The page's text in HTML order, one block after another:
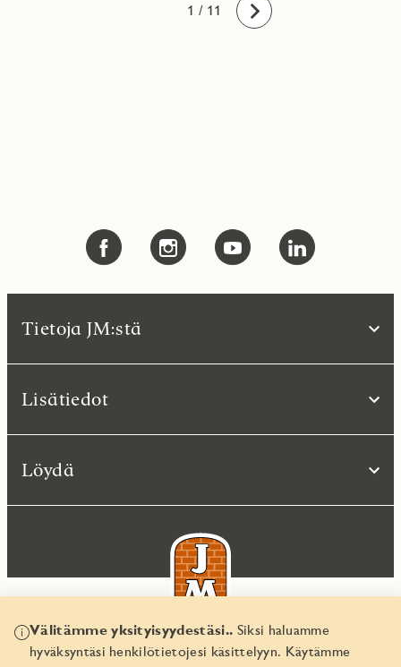
1
2
3
4
5
6
7
8
9
10
11 / 11 Eteenpäin
Välitämme yksityisyydestäsi.. Siksi haluamme
hyväksyntäsi henkilötietojesi käsittelyyn. Käytämme
Tietoja JM:stä
Lisätiedot
Löydä
© JM Suomi OY 2026